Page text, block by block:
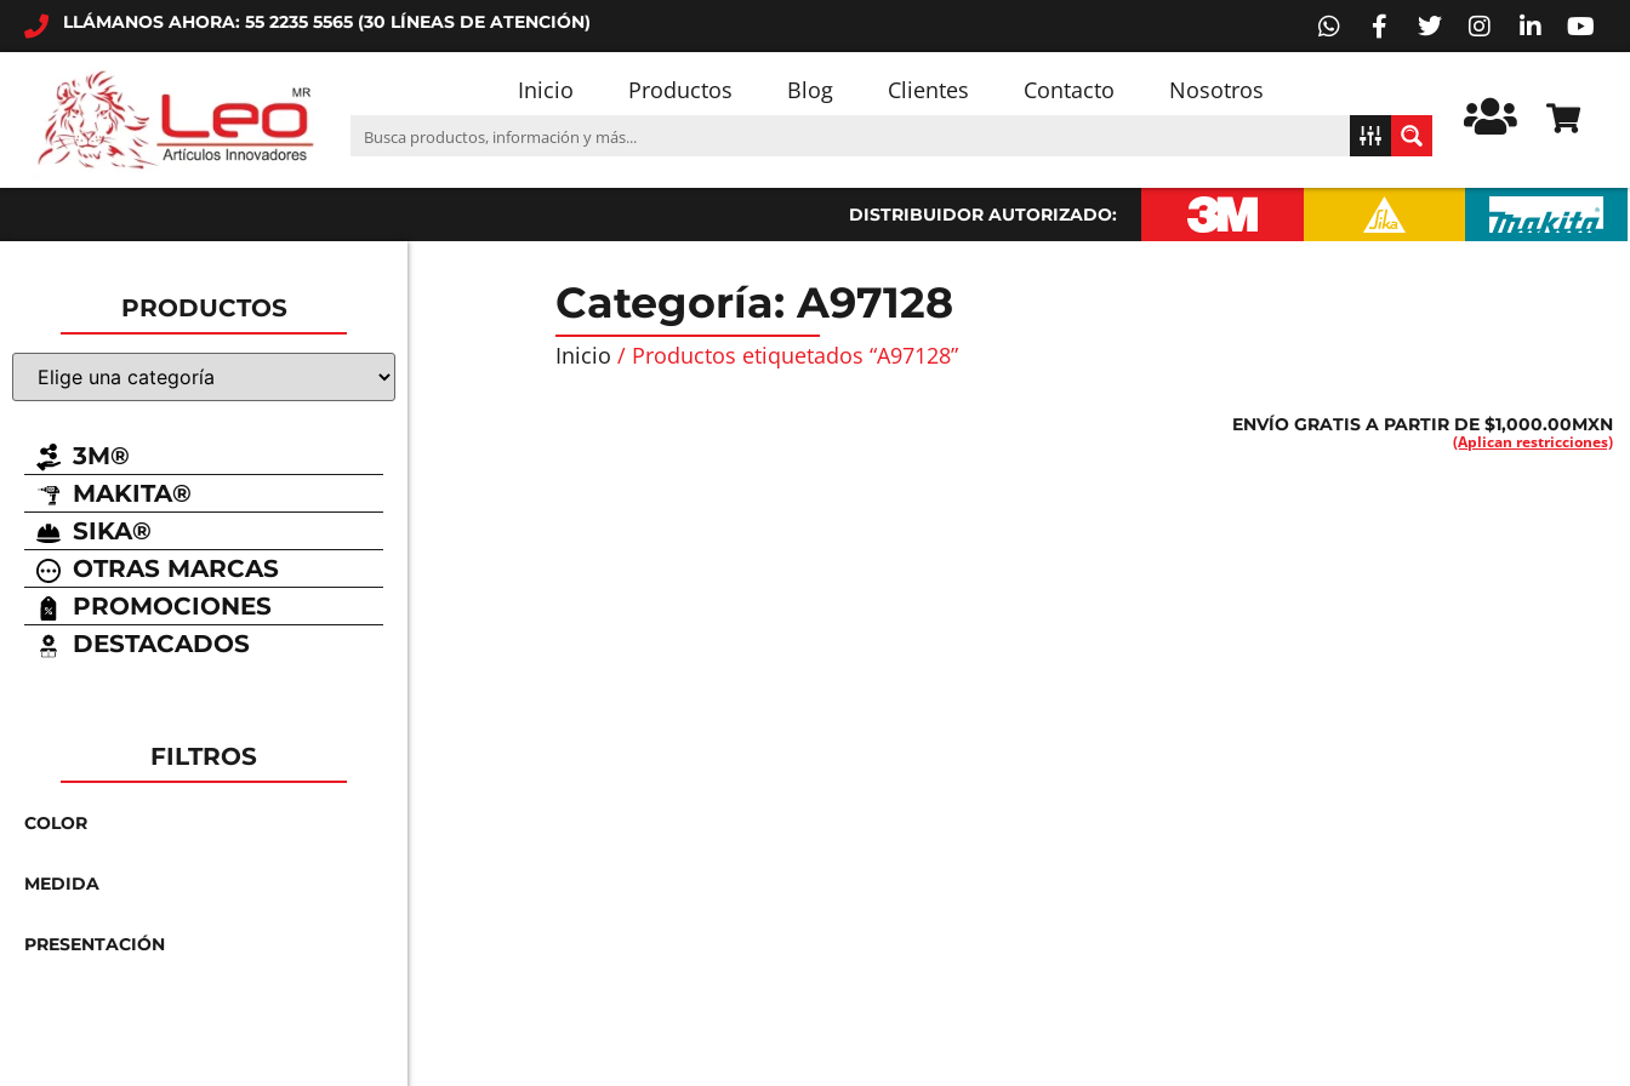
LLÁMANOS AHORA: 55 2235 5565 (30 LÍNEAS DE ATENCIÓN)
Inicio Productos Blog Clientes Contacto Nosotros
DISTRIBUIDOR AUTORIZADO:
PRODUCTOS
3M®
MAKITA®
SIKA®
OTRAS MARCAS
PROMOCIONES
DESTACADOS
FILTROS
COLOR
MEDIDA
PRESENTACIÓN
Categoría: A97128
Inicio / Productos etiquetados “A97128”
ENVÍO GRATIS A PARTIR DE $1,000.00MXN
(Aplican restricciones)